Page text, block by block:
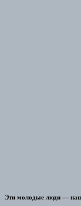
Эти молодые люди —